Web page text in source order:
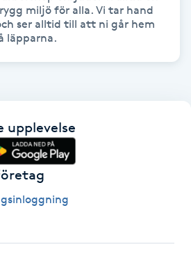
miljö för alla. Vi tar hand
ser alltid till att ni går hem
läpparna.
upplevelse